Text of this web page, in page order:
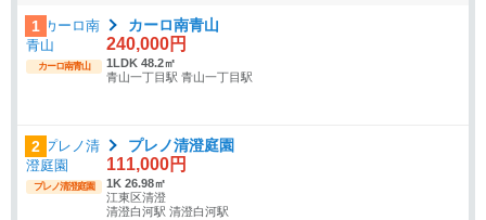
1
カーロ南青山
カーロ南青山
240,000円
1LDK 48.2㎡
青山一丁目駅 青山一丁目駅
2
プレノ清澄庭園
プレノ清澄庭園
111,000円
1K 26.98㎡
江東区清澄
清澄白河駅 清澄白河駅